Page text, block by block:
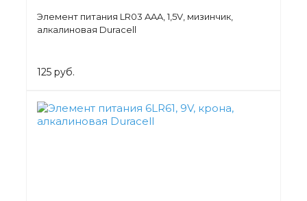
Элемент питания LR03 AAA, 1,5V, мизинчик,
алкалиновая Duracell
125 руб.